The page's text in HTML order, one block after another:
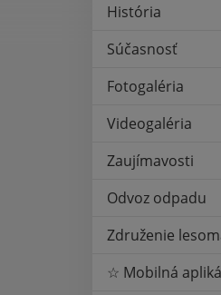
História
Súčasnosť
Fotogaléria
Videogaléria
Zaujímavosti
Odvoz odpadu
Združenie
☆ Mobilná
16. AUG 2022
Výkup
Čítať ďalej